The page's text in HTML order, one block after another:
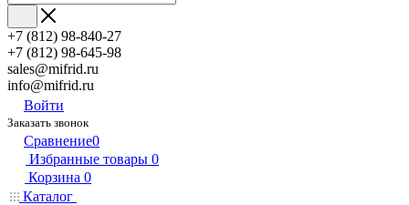
+7 (812) 98-840-27
+7 (812) 98-645-98
sales@mifrid.ru
info@mifrid.ru
Войти
Заказать звонок
Сравнение0
Избранные товары 0
Корзина 0
Каталог